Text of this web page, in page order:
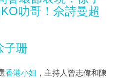
叻哥！佘詩曼超
子珊
香港小姐 ，主持人曾志偉和陳